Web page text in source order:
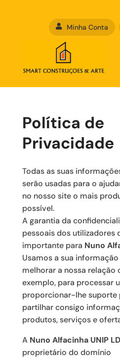
 Minha Conta
Política de
Privacidade
Todas as suas
serão usadas para o
no nosso site o mais
possível.
A garantia da
pessoais dos utilizadores
importante para Nuno
Usamos a sua
melhorar a nossa relação
exemplo, para processar
proporcionar-lhe suporte
partilhar consigo
produtos, serviços e
A Nuno Alfacinha UNIP
proprietário do domínio